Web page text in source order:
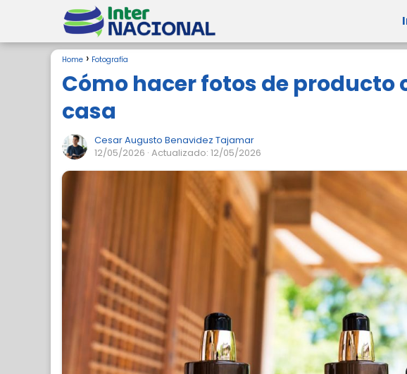
Home Fotografía
Cómo hacer fotos de producto
casa
Cesar Augusto Benavidez Tajamar
12/05/2026 · Actualizado: 12/05/2026